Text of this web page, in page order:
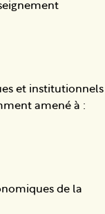
et institutionnels
amené à :
de la